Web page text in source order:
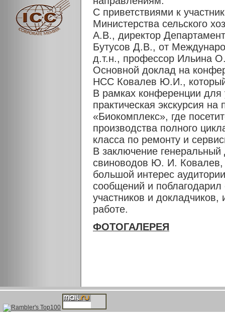
С приветствиями к
Министерства сельского
А.В., директор
Бутусов Д.В., от
д.т.н., профессор Ильина
Основной доклад на
НСС Ковалев Ю.И.,
В рамках конференции для
практическая экскурсия
«Биокомплекс», где
производства полного
класса по ремонту и
В заключение
свиноводов Ю. И. Ковалев,
большой интерес
сообщений и поблагодарил
участников и
работе.
ФОТОГАЛЕРЕЯ